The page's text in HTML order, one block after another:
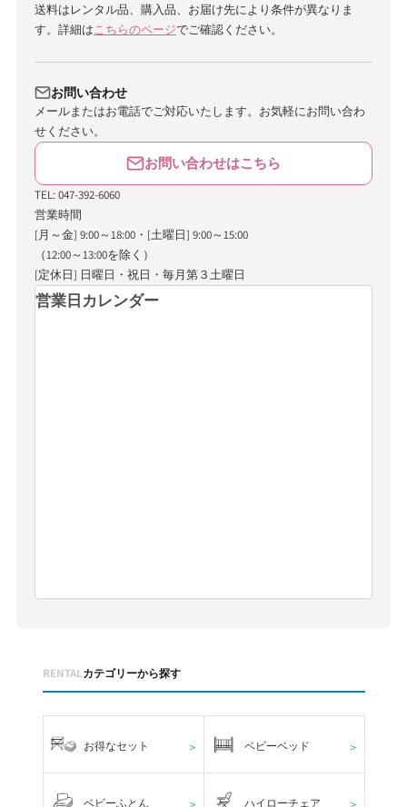
送料はレンタル品、購入品、お届け先により条件が異なりま
す。詳細はこちらのページでご確認ください。
お問い合わせ
メールまたはお電話でご対応いたします。お気軽にお問い合わ
せください。
お問い合わせはこちら
TEL: 047-392-6060
営業時間
[月～金] 9:00～18:00・[土曜日] 9:00～15:00
（12:00～13:00を除く）
[定休日] 日曜日・祝日・毎月第３土曜日
営業日カレンダー
RENTALカテゴリーから探す
お得なセット ＞ ベビーベッド ＞
ベビーふとん ＞ ハイローチェア ＞